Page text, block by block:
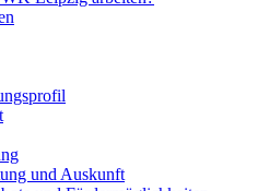
und Auskunft